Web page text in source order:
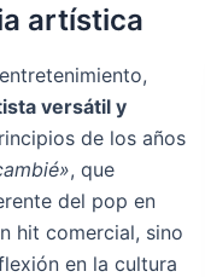
artística
versátil y
de los años
, que
del pop en
hit comercial, sino
en la cultura